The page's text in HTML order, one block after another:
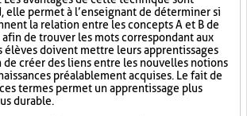
elle permet à l’enseignant de déterminer si
la relation entre les concepts A et B de
afin de trouver les mots correspondant aux
élèves doivent mettre leurs apprentissages
créer des liens entre les nouvelles notions
préalablement acquises. Le fait de
termes permet un apprentissage plus
durable.